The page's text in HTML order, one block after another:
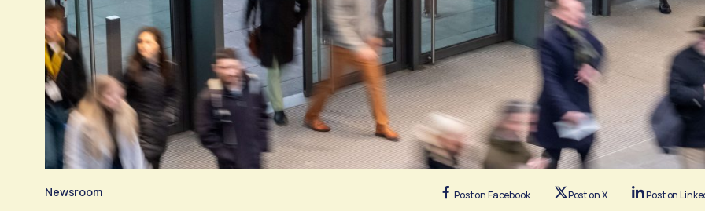
Newsroom Post on Facebook Post on X Post on